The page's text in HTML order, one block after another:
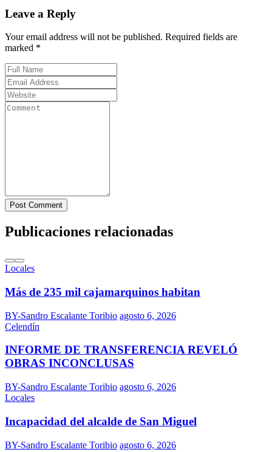
Leave a Reply
Your email address will not be published. Required fields are
marked *
Post Comment
Publicaciones relacionadas
Locales
Más de 235 mil cajamarquinos habitan
BY-Sandro Escalante Toribio agosto 6, 2026
Celendín
INFORME DE TRANSFERENCIA REVELÓ
OBRAS INCONCLUSAS
BY-Sandro Escalante Toribio agosto 6, 2026
Locales
Incapacidad del alcalde de San Miguel
BY-Sandro Escalante Toribio agosto 6, 2026